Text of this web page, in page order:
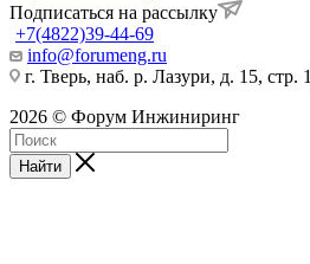
Подписаться на рассылку
+7(4822)39-44-69
info@forumeng.ru
г. Тверь, наб. р. Лазури, д. 15, стр. 1
2026 © Форум Инжиниринг
Найти